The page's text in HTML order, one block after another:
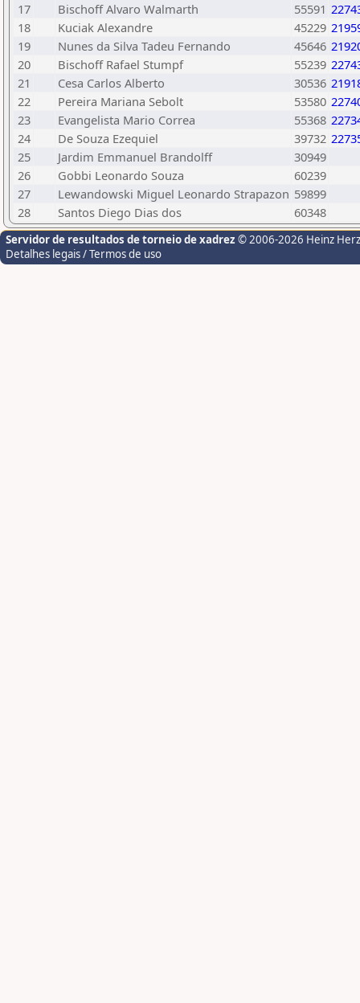
17
Bischoff Alvaro Walmarth 55591
18
Kuciak Alexandre 45229
19
Nunes da Silva Tadeu Fernando 45646
20
Bischoff Rafael Stumpf 55239
21
Cesa Carlos Alberto 30536
22
Pereira Mariana Sebolt 53580
23
Evangelista Mario Correa 55368
24
De Souza Ezequiel 39732
25
Jardim Emmanuel Brandolff
30949
26
Gobbi Leonardo Souza
60239
27
Lewandowski Miguel Leonardo Strapazon 59899
28
Santos Diego Dias dos 60348
Servidor de resultados de torneio de xadrez © 2006-2026 Heinz
Detalhes legais / Termos de uso